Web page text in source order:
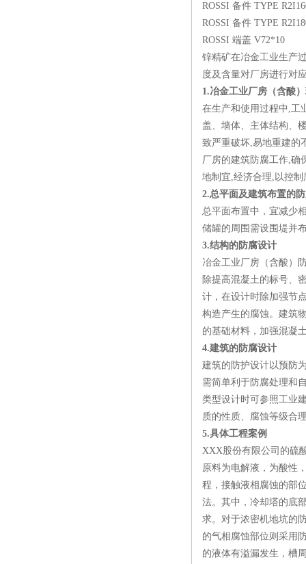
ROSSI 备件 TYPE
ROSSI 备件 TYPE
ROSSI 端盖 V72*10
锌精矿在冶金工业生产
度及含量对厂房进行对
1.冶金工业厂房（含酸
在生产和使用过程中,工
盖、墙体、主体结构、
致严重破坏,易地重建的
厂房的建筑防腐工作,确
地制宜,经济合理,以控
2.总平面及建筑布置的
总平面布置中，宜减少
储罐的周围需设围堤并
3.结构的防腐设计
冶金工业厂房（含酸）
除提高混凝土的标号、
计，在设计时除加强节
构造产生的腐蚀。建筑
的基础材料，加强混凝
4.建筑的防腐设计
建筑的防护设计以预防
需简单利于防腐处理和
类型设计时可参照工业
质的性质、腐蚀等级合
5.具体工程案例
XXX股份有限公司的硫
原料为电解液，为酸性
程，接触液相腐蚀的部
法。其中，冷却塔的底
求。对于浓密机地坑的
的气相腐蚀部位则采用
的液体有溢漏发生，槽